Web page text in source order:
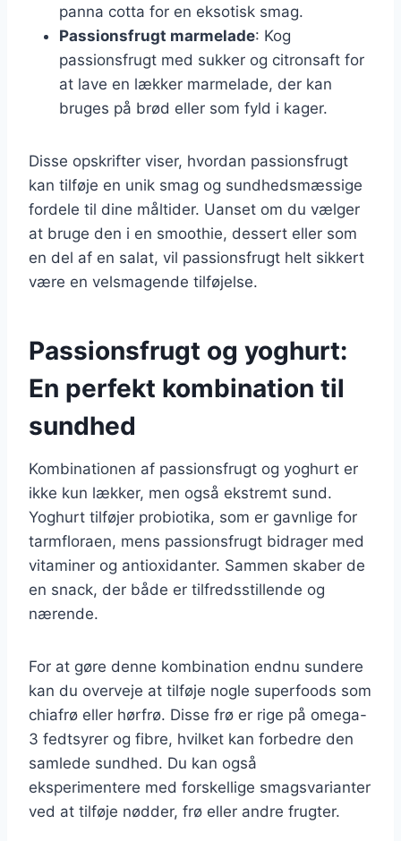
panna cotta for en eksotisk smag.
Passionsfrugt marmelade: Kog
passionsfrugt med sukker og citronsaft for
at lave en lækker marmelade, der kan
bruges på brød eller som fyld i kager.
Disse opskrifter viser, hvordan passionsfrugt
kan tilføje en unik smag og sundhedsmæssige
fordele til dine måltider. Uanset om du vælger
at bruge den i en smoothie, dessert eller som
en del af en salat, vil passionsfrugt helt sikkert
være en velsmagende tilføjelse.
Passionsfrugt og yoghurt:
En perfekt kombination til
sundhed
Kombinationen af passionsfrugt og yoghurt er
ikke kun lækker, men også ekstremt sund.
Yoghurt tilføjer probiotika, som er gavnlige for
tarmfloraen, mens passionsfrugt bidrager med
vitaminer og antioxidanter. Sammen skaber de
en snack, der både er tilfredsstillende og
nærende.
For at gøre denne kombination endnu sundere
kan du overveje at tilføje nogle superfoods som
chiafrø eller hørfrø. Disse frø er rige på omega-
3 fedtsyrer og fibre, hvilket kan forbedre den
samlede sundhed. Du kan også
eksperimentere med forskellige smagsvarianter
ved at tilføje nødder, frø eller andre frugter.